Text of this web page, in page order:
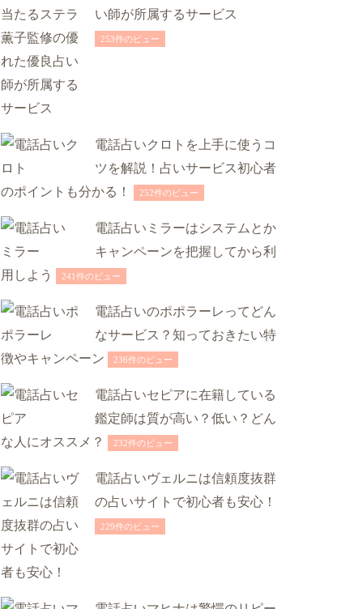
い師が所属するサービス
253件のビュー
電話占いクロトを上手に使うコ
ツを解説！占いサービス初心者
のポイントも分かる！
252件のビュー
電話占いミラーはシステムとか
キャンペーンを把握してから利
用しよう
241件のビュー
電話占いのポポラーレってどん
なサービス？知っておきたい特
徴やキャンペーン
236件のビュー
電話占いセピアに在籍している
鑑定師は質が高い？低い？どん
な人にオススメ？
232件のビュー
電話占いヴェルニは信頼度抜群
の占いサイトで初心者も安心！
229件のビュー